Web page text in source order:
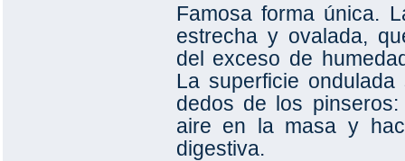
Famosa forma única.
estrecha y ovalada,
del exceso de
La superficie
dedos de los
aire en la masa y
digestiva.